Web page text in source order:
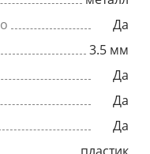
Да
3.5 мм
Да
Да
Да